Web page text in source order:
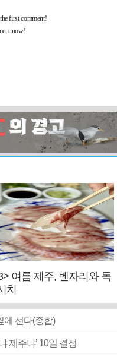
여름 제주, 벤자리와 독
치
에 선다(종합)
제주냐’ 10일 결정